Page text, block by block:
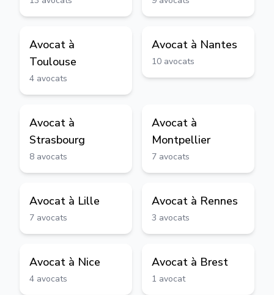
Avocat à
Toulouse
4 avocats
Avocat à Nantes
10 avocats
Avocat à
Strasbourg
8 avocats
Avocat à
Montpellier
7 avocats
Avocat à Lille
7 avocats
Avocat à Rennes
3 avocats
Avocat à Nice
4 avocats
Avocat à Brest
1 avocat